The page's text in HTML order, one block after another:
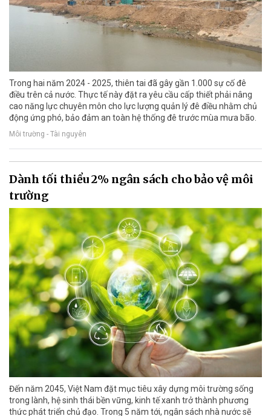
Trong hai năm 2024 - 2025, thiên tai đã gây gần 1.000 sự cố đê
điều trên cả nước. Thực tế này đặt ra yêu cầu cấp thiết phải nâng
cao năng lực chuyên môn cho lực lượng quản lý đê điều nhằm chủ
động ứng phó, bảo đảm an toàn hệ thống đê trước mùa mưa bão.
Môi trường - Tài nguyên
Dành tối thiểu 2% ngân sách cho bảo vệ môi
trường
Đến năm 2045, Việt Nam đặt mục tiêu xây dựng môi trường sống
trong lành, hệ sinh thái bền vững, kinh tế xanh trở thành phương
thức phát triển chủ đạo. Trong 5 năm tới, ngân sách nhà nước sẽ